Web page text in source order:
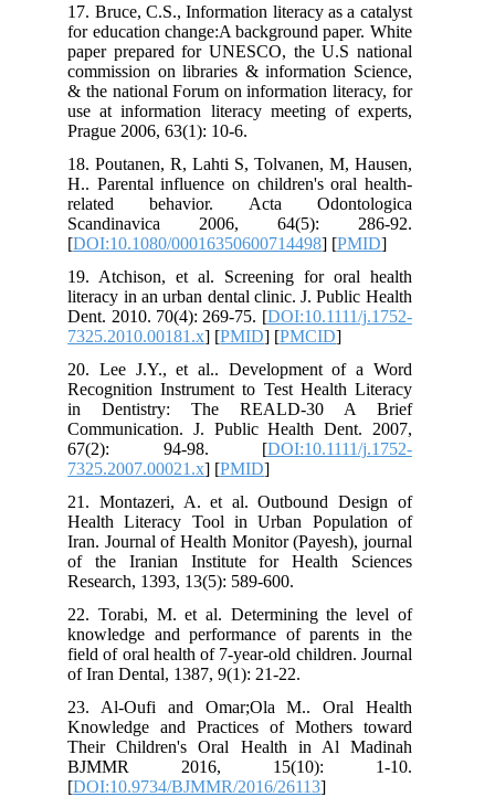
17. Bruce, C.S., Information literacy as a catalyst
for education change:A background paper. White
paper prepared for UNESCO, the U.S national
commission on libraries & information Science,
& the national Forum on information literacy, for
use at information literacy meeting of experts,
Prague 2006, 63(1): 10-6.
18. Poutanen, R, Lahti S, Tolvanen, M, Hausen,
H.. Parental influence on children's oral health-
related behavior. Acta Odontologica
Scandinavica 2006, 64(5): 286-92.
[DOI:10.1080/00016350600714498] [PMID
19. Atchison, et al. Screening for oral health
literacy in an urban dental clinic. J. Public Health
Dent. 2010. 70(4): 269-75. [DOI:10.1111/j.1752-
7325.2010.00181.x] [PMID] [PMCID
20. Lee J.Y., et al.. Development of a Word
Recognition Instrument to Test Health Literacy
in Dentistry: The REALD-30 A Brief
Communication. J. Public Health Dent. 2007,
67(2): 94-98. [DOI:10.1111/j.1752-
7325.2007.00021.x] [PMID
21. Montazeri, A. et al. Outbound Design of
Health Literacy Tool in Urban Population of
Iran. Journal of Health Monitor (Payesh), journal
of the Iranian Institute for Health Sciences
Research, 1393, 13(5): 589-600.
22. Torabi, M. et al. Determining the level of
knowledge and performance of parents in the
field of oral health of 7-year-old children. Journal
of Iran Dental, 1387, 9(1): 21-22.
23. Al-Oufi and Omar;Ola M.. Oral Health
Knowledge and Practices of Mothers toward
Their Children's Oral Health in Al Madinah
BJMMR 2016, 15(10): 1-10.
[DOI:10.9734/BJMMR/2016/26113